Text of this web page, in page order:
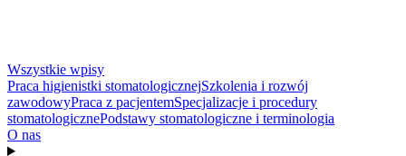
Wszystkie wpisy
Praca higienistki stomatologicznejSzkolenia i rozwój
zawodowyPraca z pacjentemSpecjalizacje i procedury
stomatologicznePodstawy stomatologiczne i terminologia
O nas